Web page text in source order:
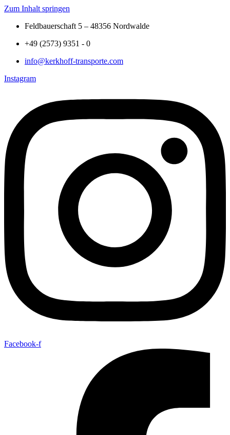
Zum Inhalt springen
Feldbauerschaft 5 – 48356 Nordwalde
+49 (2573) 9351 - 0
info@kerkhoff-transporte.com
Instagram
Facebook-f